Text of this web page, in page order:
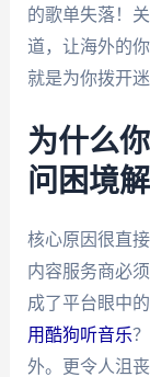
的歌单失落！
道，让海外的
就是为你拨开迷
为什么
问困境
核心原因很直
内容服务商必
成了平台眼中
用酷狗听音乐
外。更令人沮